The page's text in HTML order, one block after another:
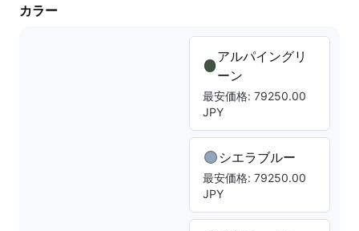
カラー
アルパイングリ
ーン
最安価格: 79250.00
JPY
シエラブルー
最安価格: 79250.00
JPY